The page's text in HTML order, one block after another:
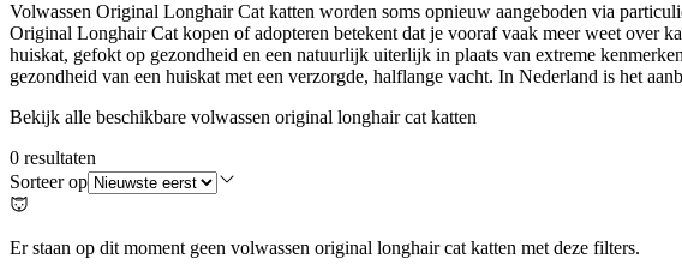
Volwassen Original Longhair Cat katten worden soms opnieuw aangeboden via
Original Longhair Cat kopen of adopteren betekent dat je vooraf vaak meer weet over
huiskat, gefokt op gezondheid en een natuurlijk uiterlijk in plaats van extreme
gezondheid van een huiskat met een verzorgde, halflange vacht. In Nederland is het
Bekijk alle beschikbare volwassen original longhair cat katten
0 resultaten
Sorteer op
Er staan op dit moment geen volwassen original longhair cat katten met deze filters.